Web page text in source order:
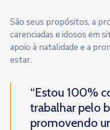
São seus propósitos, a
carenciadas e idosos em
apoio à natalidade e a
estar.
“Estou 100%
trabalhar pelo
promovendo